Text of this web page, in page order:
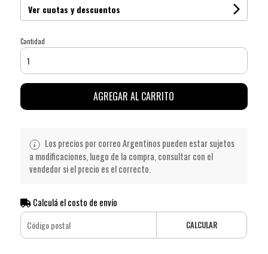
Ver cuotas y descuentos
Cantidad
AGREGAR AL CARRITO
Los precios por correo Argentinos pueden estar sujetos
a modificaciones, luego de la compra, consultar con el
vendedor si el precio es el correcto.
Calculá el costo de envío
CALCULAR